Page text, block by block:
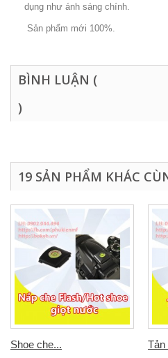
dụng như ánh sáng chính.
Sản phẩm mới 100%.
BÌNH LUẬN (
)
19 SẢN PHẨM KHÁC
Shoe che... Tản